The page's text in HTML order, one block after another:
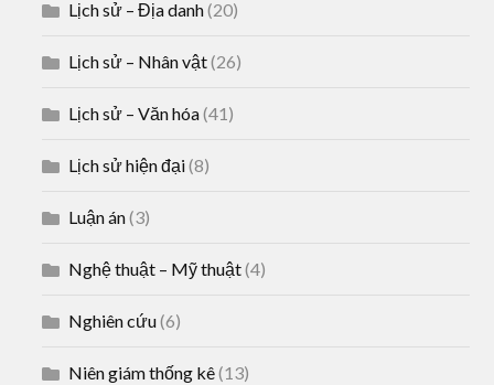
Lịch sử – Địa danh(20)
Lịch sử – Nhân vật(26)
Lịch sử – Văn hóa(41)
Lịch sử hiện đại(8)
Luận án(3)
Nghệ thuật – Mỹ thuật(4)
Nghiên cứu(6)
Niên giám thống kê(13)